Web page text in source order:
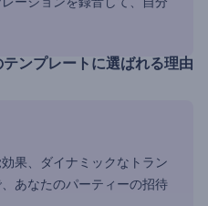
ンプレートに選ばれる理由
果、ダイナミックなトラン
あなたのパーティーの招待